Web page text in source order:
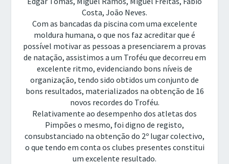
Costa, João Neves.
Com as bancadas da piscina com uma excelente
moldura humana, o que nos faz acreditar que é
possível motivar as pessoas a presenciarem a provas
de natação, assistimos a um Troféu que decorreu em
excelente ritmo, evidenciando bons níveis de
organização, tendo sido obtidos um conjunto de
bons resultados, materializados na obtenção de 16
novos recordes do Troféu.
Relativamente ao desempenho dos atletas dos
Pimpões o mesmo, foi digno de registo,
consubstanciado na obtenção do 2º lugar colectivo,
o que tendo em conta os clubes presentes constitui
um excelente resultado.